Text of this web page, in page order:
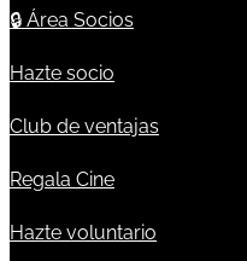
🔒 Área Socios
Hazte socio
Club de ventajas
Regala Cine
Hazte voluntario